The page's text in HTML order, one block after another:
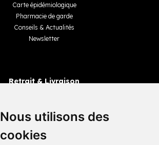
Nous utilisons des
cookies
Carte épidémiologique
Pharmacie de garde
Conseils & Actualités
Newsletter
Retrait & Livraison
Livraisons